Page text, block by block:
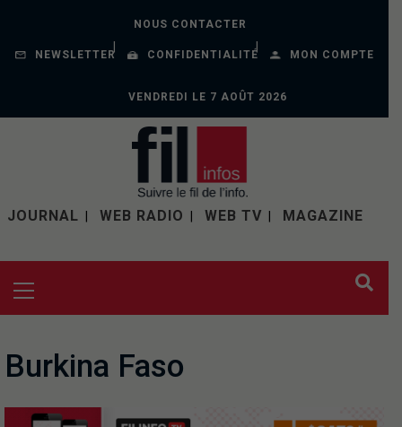
NOUS CONTACTER
NEWSLETTER CONFIDENTIALITÉ MON COMPTE
VENDREDI LE 7 AOÛT 2026
JOURNAL WEB RADIO WEB TV MAGAZINE
Burkina Faso